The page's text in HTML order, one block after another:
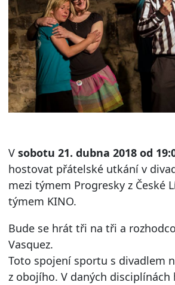
V sobotu 21. dubna 2018 od
hostovat přátelské utkání v
mezi týmem Progresky z České
týmem KINO.
Bude se hrát tři na tři a
Vasquez.
Toto spojení sportu s divadlem
z obojího. V daných